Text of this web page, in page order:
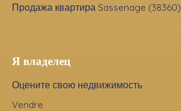
Продажа квартира Sassenage (38360)
Я владелец
Оцените свою недвижимость
Vendre